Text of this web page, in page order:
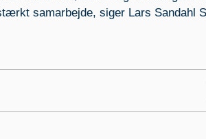
samarbejde, siger Lars Sandahl